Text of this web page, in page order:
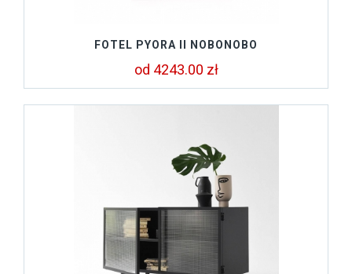
FOTEL PYORA II NOBONOBO
od 4243.00 zł